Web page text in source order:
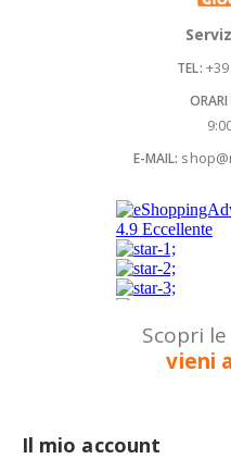
TEL:
E-MAIL:
Scopri
vieni
Il mio account